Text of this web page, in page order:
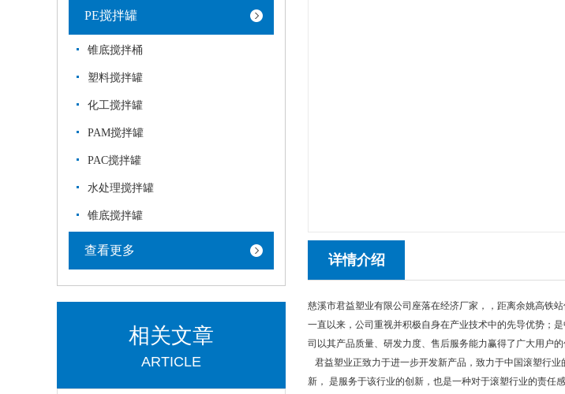
PE搅拌罐
锥底搅拌桶
塑料搅拌罐
化工搅拌罐
PAM搅拌罐
PAC搅拌罐
水处理搅拌罐
锥底搅拌罐
查看更多
相关文章
ARTICLE
详情介绍
慈溪市君益塑业有限公司座落在经济厂家，，距离余姚高铁
一直以来，公司重视并积极自身在产业技术中的先导优势；
司以其产品质量、研发力度、售后服务能力赢得了广大用户的
君益塑业正致力于进一步开发新产品，致力于中国滚塑行
新， 是服务于该行业的创新，也是一种对于滚塑行业的责任